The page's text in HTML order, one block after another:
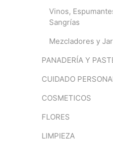
Vinos,
Sangrías
Mezcladores y
PANADERÍA Y
CUIDADO
COSMETICOS
FLORES
LIMPIEZA